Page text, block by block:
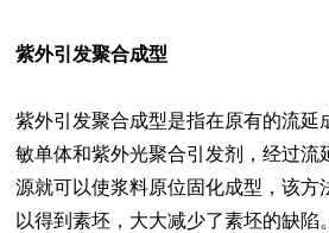
紫外引发聚合成型
紫外引发聚合成型是指在原有的流延
敏单体和紫外光聚合引发剂，经过流
源就可以使浆料原位固化成型，该方
以得到素坯，大大减少了素坯的缺陷。